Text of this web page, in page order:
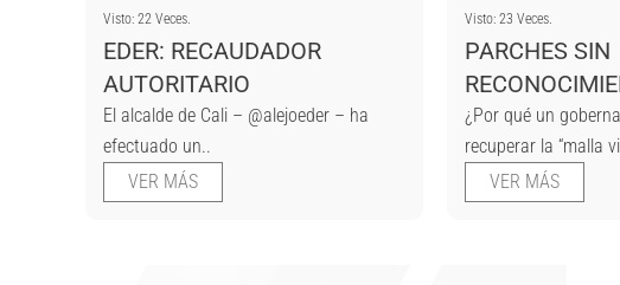
Visto: 22 Veces.
EDER: RECAUDADOR
AUTORITARIO
El alcalde de Cali – @alejoeder – ha
efectuado un..
VER MÁS
Visto: 23 Veces.
PARCHES SIN
¿Por qué un
recuperar la “malla
VER MÁS